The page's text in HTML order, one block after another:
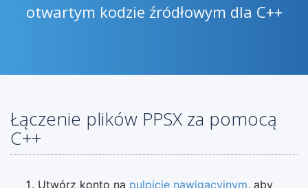
otwartym kodzie źródłowym dla C++
Łączenie plików PPSX za pomocą
C++
Utwórz konto na pulpicie nawigacyjnym, aby